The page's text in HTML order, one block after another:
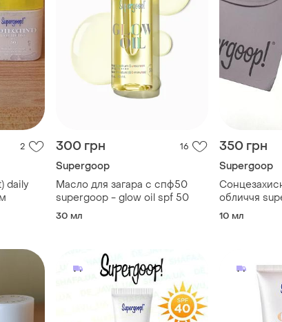
2
daily
300 грн 16
Supergoop
Масло для загара с спф50
supergoop - glow oil spf 50
30 мл
350 грн
Supergoop
обличчя
sunscreen
10 мл